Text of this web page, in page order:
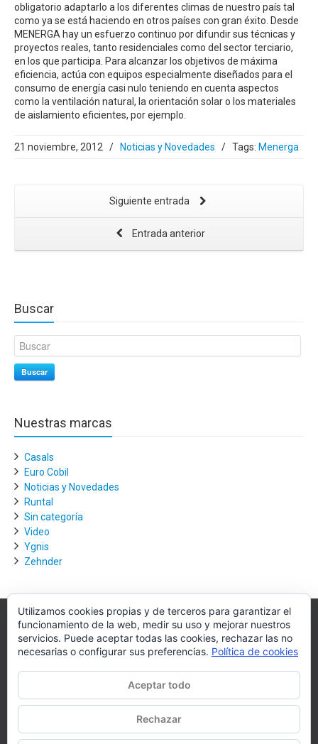
obligatorio adaptarlo a los diferentes climas de nuestro país tal
como ya se está haciendo en otros países con gran éxito. Desde
MENERGA hay un esfuerzo continuo por difundir sus técnicas y
proyectos reales, tanto residenciales como del sector terciario,
en los que participa. Para alcanzar los objetivos de máxima
eficiencia, actúa con equipos especialmente diseñados para el
consumo de energía casi nulo teniendo en cuenta aspectos
como la ventilación natural, la orientación solar o los materiales
de aislamiento eficientes, por ejemplo.
21 noviembre, 2012 / Noticias y Novedades / Tags: Menerga
Siguiente entrada
Entrada anterior
Buscar
Buscar
Nuestras marcas
Casals
Euro Cobil
Noticias y Novedades
Runtal
Sin categoría
Video
Ygnis
Zehnder
Villagra.es
Nuestro objetivo es conseguir la mejor instalación posible, la más
óptima, la de mejor calidad y la que de al usuario final la mejor
experiencia y calidad de vida.
Utilizamos cookies propias y de terceros para garantizar el
funcionamiento de la web, medir su uso y mejorar nuestros
servicios. Puede aceptar todas las cookies, rechazar las no
necesarias o configurar sus preferencias. Política de cookies
Aceptar todo
Rechazar